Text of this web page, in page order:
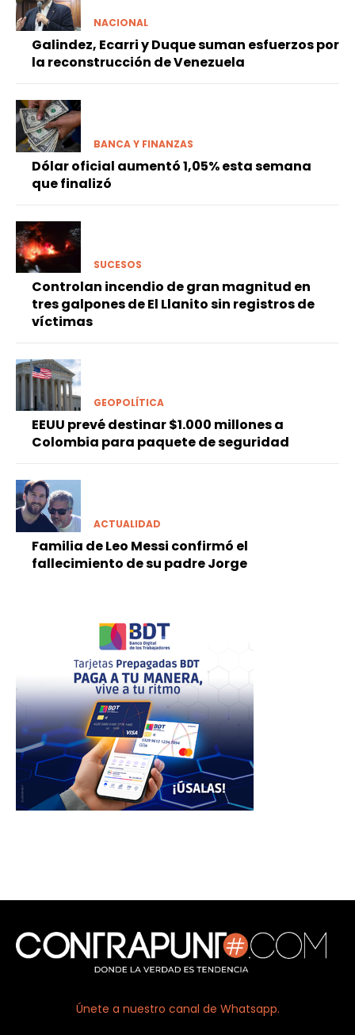
NACIONAL
Galindez, Ecarri y Duque suman esfuerzos por
la reconstrucción de Venezuela
BANCA Y FINANZAS
Dólar oficial aumentó 1,05% esta semana
que finalizó
SUCESOS
Controlan incendio de gran magnitud en
tres galpones de El Llanito sin registros de
víctimas
GEOPOLÍTICA
EEUU prevé destinar $1.000 millones a
Colombia para paquete de seguridad
ACTUALIDAD
Familia de Leo Messi confirmó el
fallecimiento de su padre Jorge
Únete a nuestro canal de Whatsapp.